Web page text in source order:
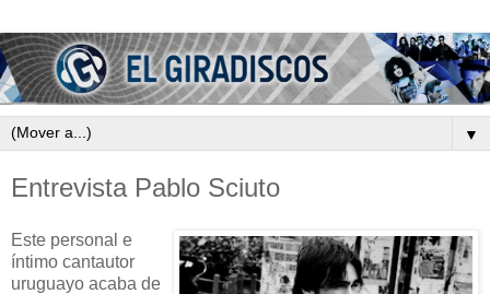
▼
Entrevista Pablo Sciuto
Este personal e
íntimo cantautor
uruguayo acaba de